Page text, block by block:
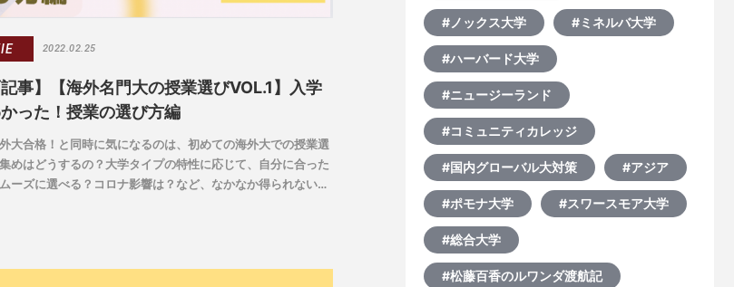
2022.02.25
記事】【海外名門大の授業選びVOL.1】入学
った！授業の選び方編
大合格！と同時に気になるのは、初めての海外大での授業選
めはどうするの？大学タイプの特性に応じて、自分に合った
ーズに選べる？コロナ影響は？など、なかなか得られない授
#ノックス大学 #ミネルバ大学
#ハーバード大学
#ニュージーランド
#コミュニティカレッジ
#国内グローバル大対策 #アジア
#ポモナ大学 #スワースモア大学
#総合大学
#松藤百香のルワンダ渡航記